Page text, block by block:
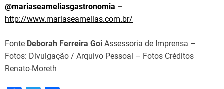
@mariaseameliasgastronomia –
http://www.mariaseamelias.com.br/
Fonte Deborah Ferreira Goi Assessoria de Imprensa –
Fotos: Divulgação / Arquivo Pessoal – Fotos Créditos
Renato-Moreth